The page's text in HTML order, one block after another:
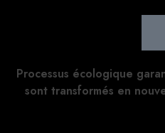
Processus écologique
sont transformés en